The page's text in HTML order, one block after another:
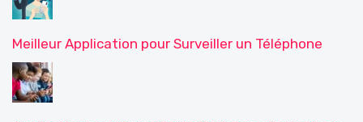
Meilleur Application pour Surveiller un Téléphone